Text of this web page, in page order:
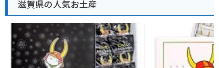
滋賀県の人気お土産